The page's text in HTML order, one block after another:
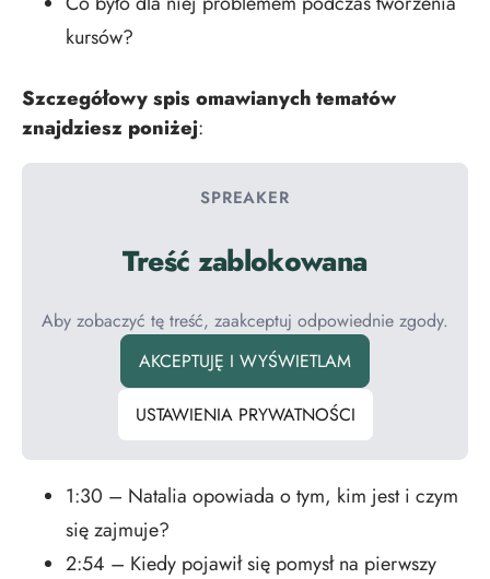
kursów?
Szczegółowy spis omawianych tematów
znajdziesz poniżej:
SPREAKER
Treść zablokowana
Aby zobaczyć tę treść, zaakceptuj odpowiednie zgody.
AKCEPTUJĘ I WYŚWIETLAM
USTAWIENIA PRYWATNOŚCI
1:30 – Natalia opowiada o tym, kim jest i czym
się zajmuje?
2:54 – Kiedy pojawił się pomysł na pierwszy